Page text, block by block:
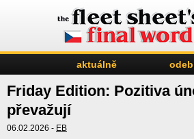
aktuálně
Friday Edition: Pozitiva
převažují
06.02.2026 - EB